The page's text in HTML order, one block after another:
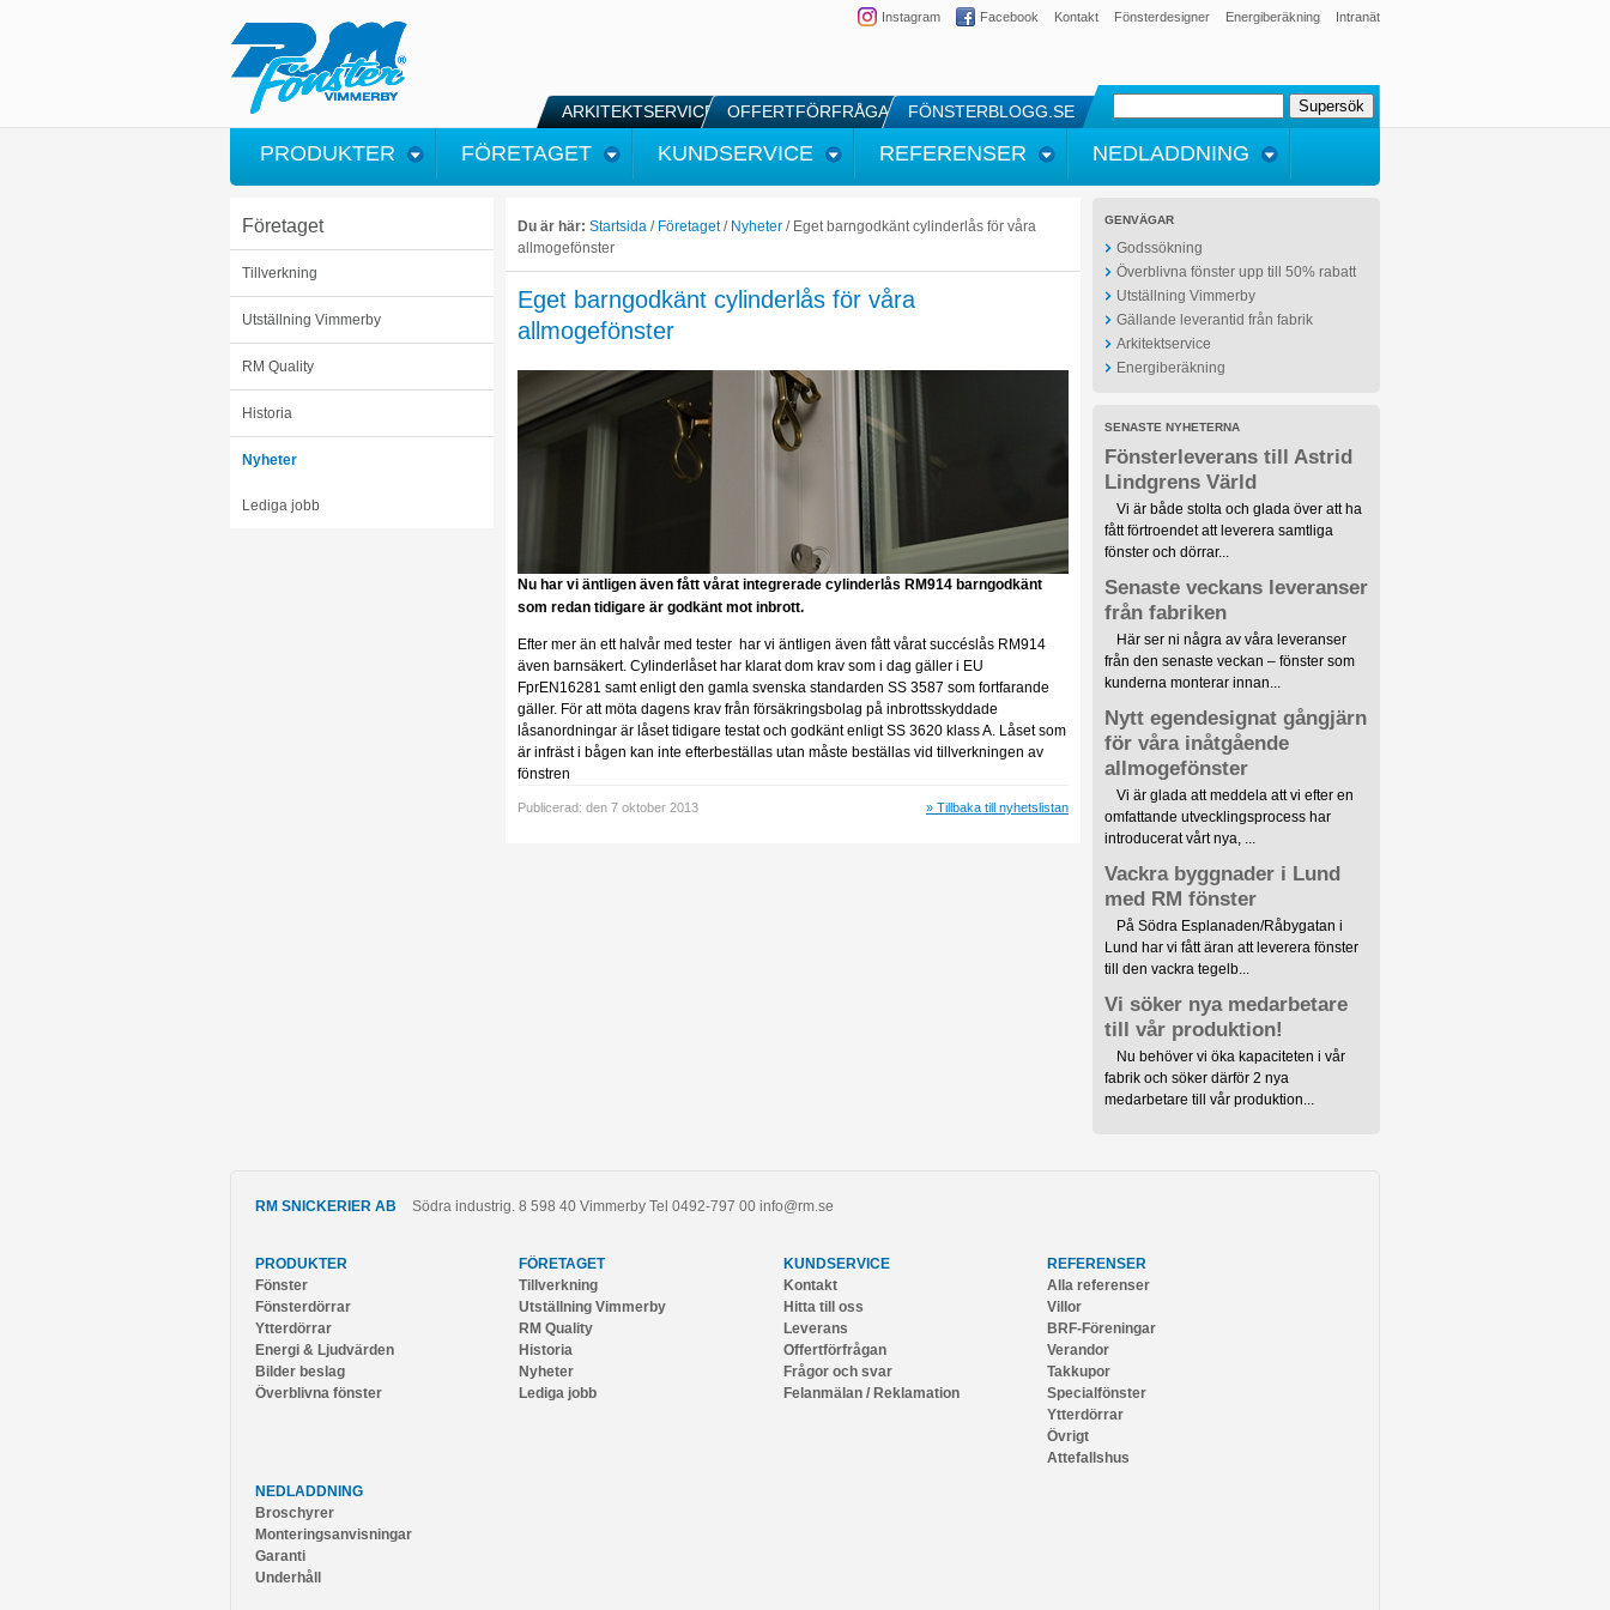
Instagram Facebook Kontakt Fönsterdesigner Energiberäkning Intranät
FÖNSTERBLOGG.SE
OFFERTFÖRFRÅGAN
ARKITEKTSERVICE
PRODUKTER FÖRETAGET KUNDSERVICE REFERENSER NEDLADDNING
Företaget
Tillverkning
Utställning Vimmerby
RM Quality
Historia
Nyheter
Lediga jobb
Du är här: Startsida / Företaget / Nyheter / Eget barngodkänt cylinderlås för våra
allmogefönster
Eget barngodkänt cylinderlås för våra
allmogefönster
Nu har vi äntligen även fått vårat integrerade cylinderlås RM914 barngodkänt
som redan tidigare är godkänt mot inbrott.
Efter mer än ett halvår med tester har vi äntligen även fått vårat succéslås RM914
även barnsäkert. Cylinderlåset har klarat dom krav som i dag gäller i EU
FprEN16281 samt enligt den gamla svenska standarden SS 3587 som fortfarande
gäller. För att möta dagens krav från försäkringsbolag på inbrottsskyddade
låsanordningar är låset tidigare testat och godkänt enligt SS 3620 klass A. Låset som
är infräst i bågen kan inte efterbeställas utan måste beställas vid tillverkningen av
fönstren
» Tillbaka till nyhetslistan
Publicerad: den 7 oktober 2013
GENVÄGAR
Godssökning
Överblivna fönster upp till 50% rabatt
Utställning Vimmerby
Gällande leverantid från fabrik
Arkitektservice
Energiberäkning
SENASTE NYHETERNA
Fönsterleverans till Astrid
Lindgrens Värld
Vi är både stolta och glada över att ha
fått förtroendet att leverera samtliga
fönster och dörrar...
Senaste veckans leveranser
från fabriken
Här ser ni några av våra leveranser
från den senaste veckan – fönster som
kunderna monterar innan...
Nytt egendesignat gångjärn
för våra inåtgående
allmogefönster
Vi är glada att meddela att vi efter en
omfattande utvecklingsprocess har
introducerat vårt nya, ...
Vackra byggnader i Lund
med RM fönster
På Södra Esplanaden/Råbygatan i
Lund har vi fått äran att leverera fönster
till den vackra tegelb...
Vi söker nya medarbetare
till vår produktion!
Nu behöver vi öka kapaciteten i vår
fabrik och söker därför 2 nya
medarbetare till vår produktion...
RM SNICKERIER AB Södra industrig. 8 598 40 Vimmerby Tel 0492-797 00 info@rm.se
PRODUKTER
Fönster
Fönsterdörrar
Ytterdörrar
Energi & Ljudvärden
Bilder beslag
Överblivna fönster
FÖRETAGET
Tillverkning
Utställning Vimmerby
RM Quality
Historia
Nyheter
Lediga jobb
KUNDSERVICE
Kontakt
Hitta till oss
Leverans
Offertförfrågan
Frågor och svar
Felanmälan / Reklamation
REFERENSER
Alla referenser
Villor
BRF-Föreningar
Verandor
Takkupor
Specialfönster
Ytterdörrar
Övrigt
Attefallshus
NEDLADDNING
Broschyrer
Monteringsanvisningar
Garanti
Underhåll